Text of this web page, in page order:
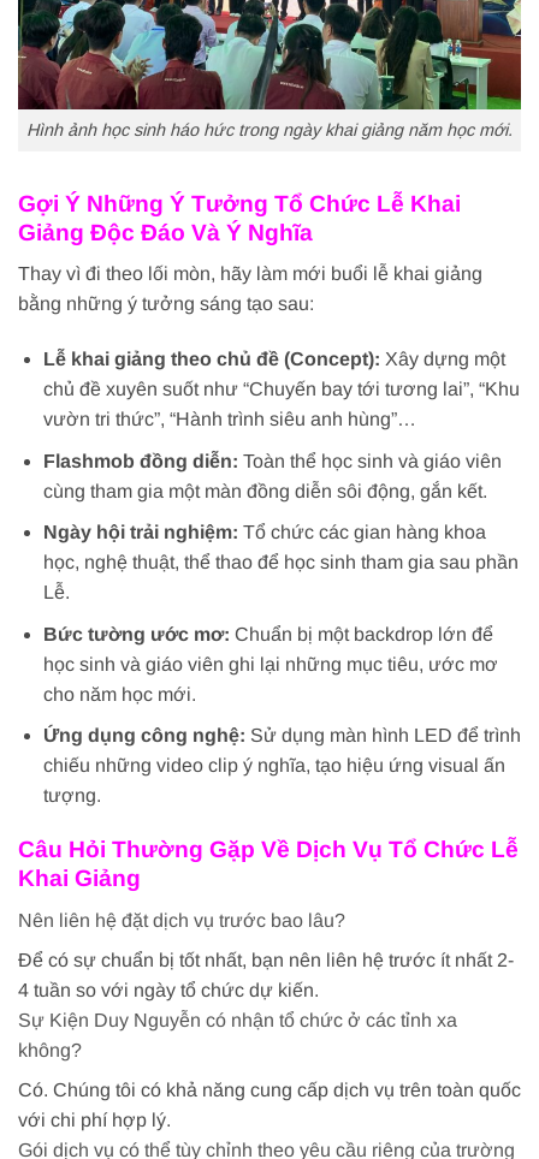
Hình ảnh học sinh háo hức trong ngày khai giảng năm học mới.
Gợi Ý Những Ý Tưởng Tổ Chức Lễ Khai
Giảng Độc Đáo Và Ý Nghĩa
Thay vì đi theo lối mòn, hãy làm mới buổi lễ khai giảng
bằng những ý tưởng sáng tạo sau:
Lễ khai giảng theo chủ đề (Concept): Xây dựng một
chủ đề xuyên suốt như “Chuyến bay tới tương lai”, “Khu
vườn tri thức”, “Hành trình siêu anh hùng”…
Flashmob đồng diễn: Toàn thể học sinh và giáo viên
cùng tham gia một màn đồng diễn sôi động, gắn kết.
Ngày hội trải nghiệm: Tổ chức các gian hàng khoa
học, nghệ thuật, thể thao để học sinh tham gia sau phần
Lễ.
Bức tường ước mơ: Chuẩn bị một backdrop lớn để
học sinh và giáo viên ghi lại những mục tiêu, ước mơ
cho năm học mới.
Ứng dụng công nghệ: Sử dụng màn hình LED để trình
chiếu những video clip ý nghĩa, tạo hiệu ứng visual ấn
tượng.
Câu Hỏi Thường Gặp Về Dịch Vụ Tổ Chức Lễ
Khai Giảng
Nên liên hệ đặt dịch vụ trước bao lâu?
Để có sự chuẩn bị tốt nhất, bạn nên liên hệ trước ít nhất 2-
4 tuần so với ngày tổ chức dự kiến.
Sự Kiện Duy Nguyễn có nhận tổ chức ở các tỉnh xa
không?
Có. Chúng tôi có khả năng cung cấp dịch vụ trên toàn quốc
với chi phí hợp lý.
Gói dịch vụ có thể tùy chỉnh theo yêu cầu riêng của trường